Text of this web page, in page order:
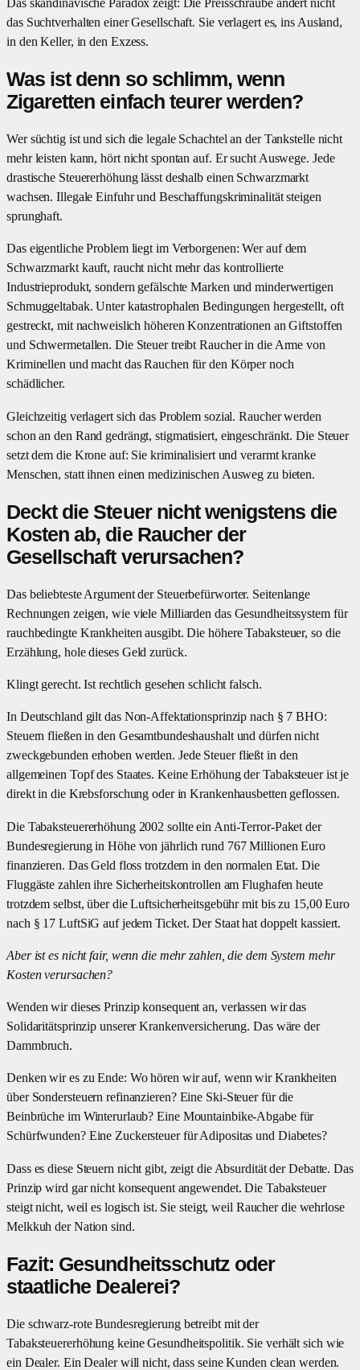
Das skandinavische Paradox zeigt: Die Preisschraube ändert nicht
das Suchtverhalten einer Gesellschaft. Sie verlagert es, ins Ausland,
in den Keller, in den Exzess.
Was ist denn so schlimm, wenn
Zigaretten einfach teurer werden?
Wer süchtig ist und sich die legale Schachtel an der Tankstelle nicht
mehr leisten kann, hört nicht spontan auf. Er sucht Auswege. Jede
drastische Steuererhöhung lässt deshalb einen Schwarzmarkt
wachsen. Illegale Einfuhr und Beschaffungskriminalität steigen
sprunghaft.
Das eigentliche Problem liegt im Verborgenen: Wer auf dem
Schwarzmarkt kauft, raucht nicht mehr das kontrollierte
Industrieprodukt, sondern gefälschte Marken und minderwertigen
Schmuggeltabak. Unter katastrophalen Bedingungen hergestellt, oft
gestreckt, mit nachweislich höheren Konzentrationen an Giftstoffen
und Schwermetallen. Die Steuer treibt Raucher in die Arme von
Kriminellen und macht das Rauchen für den Körper noch
schädlicher.
Gleichzeitig verlagert sich das Problem sozial. Raucher werden
schon an den Rand gedrängt, stigmatisiert, eingeschränkt. Die Steuer
setzt dem die Krone auf: Sie kriminalisiert und verarmt kranke
Menschen, statt ihnen einen medizinischen Ausweg zu bieten.
Deckt die Steuer nicht wenigstens die
Kosten ab, die Raucher der
Gesellschaft verursachen?
Das beliebteste Argument der Steuerbefürworter. Seitenlange
Rechnungen zeigen, wie viele Milliarden das Gesundheitssystem für
rauchbedingte Krankheiten ausgibt. Die höhere Tabaksteuer, so die
Erzählung, hole dieses Geld zurück.
Klingt gerecht. Ist rechtlich gesehen schlicht falsch.
In Deutschland gilt das Non-Affektationsprinzip nach § 7 BHO:
Steuern fließen in den Gesamtbundeshaushalt und dürfen nicht
zweckgebunden erhoben werden. Jede Steuer fließt in den
allgemeinen Topf des Staates. Keine Erhöhung der Tabaksteuer ist je
direkt in die Krebsforschung oder in Krankenhausbetten geflossen.
Die Tabaksteuererhöhung 2002 sollte ein Anti-Terror-Paket der
Bundesregierung in Höhe von jährlich rund 767 Millionen Euro
finanzieren. Das Geld floss trotzdem in den normalen Etat. Die
Fluggäste zahlen ihre Sicherheitskontrollen am Flughafen heute
trotzdem selbst, über die Luftsicherheitsgebühr mit bis zu 15,00 Euro
nach § 17 LuftSiG auf jedem Ticket. Der Staat hat doppelt kassiert.
Aber ist es nicht fair, wenn die mehr zahlen, die dem System mehr
Kosten verursachen?
Wenden wir dieses Prinzip konsequent an, verlassen wir das
Solidaritätsprinzip unserer Krankenversicherung. Das wäre der
Dammbruch.
Denken wir es zu Ende: Wo hören wir auf, wenn wir Krankheiten
über Sondersteuern refinanzieren? Eine Ski-Steuer für die
Beinbrüche im Winterurlaub? Eine Mountainbike-Abgabe für
Schürfwunden? Eine Zuckersteuer für Adipositas und Diabetes?
Dass es diese Steuern nicht gibt, zeigt die Absurdität der Debatte. Das
Prinzip wird gar nicht konsequent angewendet. Die Tabaksteuer
steigt nicht, weil es logisch ist. Sie steigt, weil Raucher die wehrlose
Melkkuh der Nation sind.
Fazit: Gesundheitsschutz oder
staatliche Dealerei?
Die schwarz-rote Bundesregierung betreibt mit der
Tabaksteuererhöhung keine Gesundheitspolitik. Sie verhält sich wie
ein Dealer. Ein Dealer will nicht, dass seine Kunden clean werden.